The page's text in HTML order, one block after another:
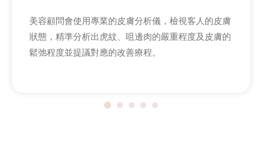
美容顧問會使用專業的皮膚分析儀，檢視客人的皮膚
狀態，精準分析出虎紋、咀邊肉的嚴重程度及皮膚的
鬆弛程度並提議對應的改善療程。